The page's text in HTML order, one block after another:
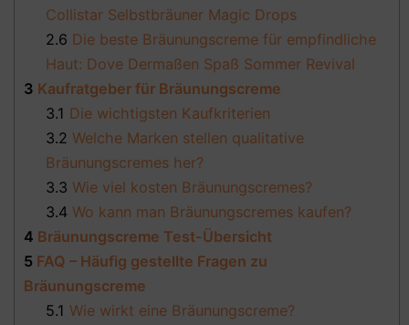
Collistar Selbstbräuner Magic Drops
2.6 Die beste Bräunungscreme für empfindliche
Haut: Dove Dermaßen Spaß Sommer Revival
3 Kaufratgeber für Bräunungscreme
3.1 Die wichtigsten Kaufkriterien
3.2 Welche Marken stellen qualitative
Bräunungscremes her?
3.3 Wie viel kosten Bräunungscremes?
3.4 Wo kann man Bräunungscremes kaufen?
4 Bräunungscreme Test-Übersicht
5 FAQ – Häufig gestellte Fragen zu
Bräunungscreme
5.1 Wie wirkt eine Bräunungscreme?